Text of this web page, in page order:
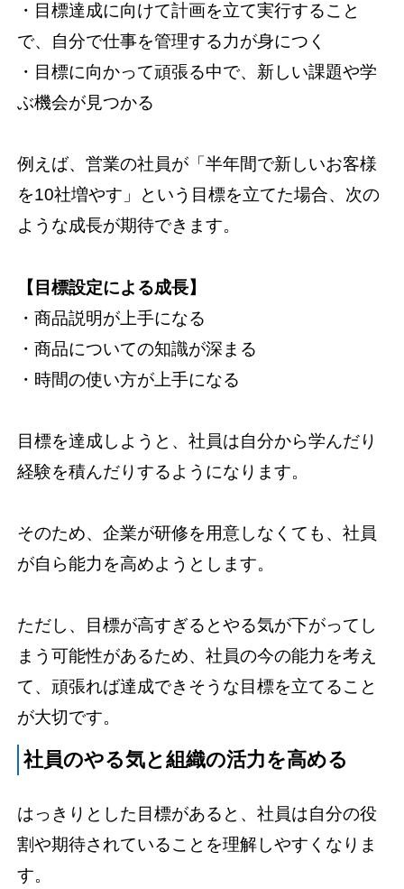
・目標達成に向けて計画を立て実行すること
で、自分で仕事を管理する力が身につく
・目標に向かって頑張る中で、新しい課題や学
ぶ機会が見つかる
例えば、営業の社員が「半年間で新しいお客様
を10社増やす」という目標を立てた場合、次の
ような成長が期待できます。
【目標設定による成長】
・商品説明が上手になる
・商品についての知識が深まる
・時間の使い方が上手になる
目標を達成しようと、社員は自分から学んだり
経験を積んだりするようになります。
そのため、企業が研修を用意しなくても、社員
が自ら能力を高めようとします。
ただし、目標が高すぎるとやる気が下がってし
まう可能性があるため、社員の今の能力を考え
て、頑張れば達成できそうな目標を立てること
が大切です。
社員のやる気と組織の活力を高める
はっきりとした目標があると、社員は自分の役
割や期待されていることを理解しやすくなりま
す。